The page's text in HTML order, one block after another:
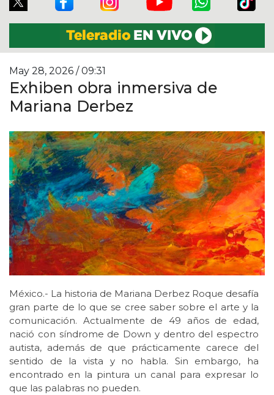
May 28, 2026 / 09:31
Exhiben obra inmersiva de
Mariana Derbez
México.- La historia de Mariana Derbez Roque desafía
gran parte de lo que se cree saber sobre el arte y la
comunicación. Actualmente de 49 años de edad,
nació con síndrome de Down y dentro del espectro
autista, además de que prácticamente carece del
sentido de la vista y no habla. Sin embargo, ha
encontrado en la pintura un canal para expresar lo
que las palabras no pueden.